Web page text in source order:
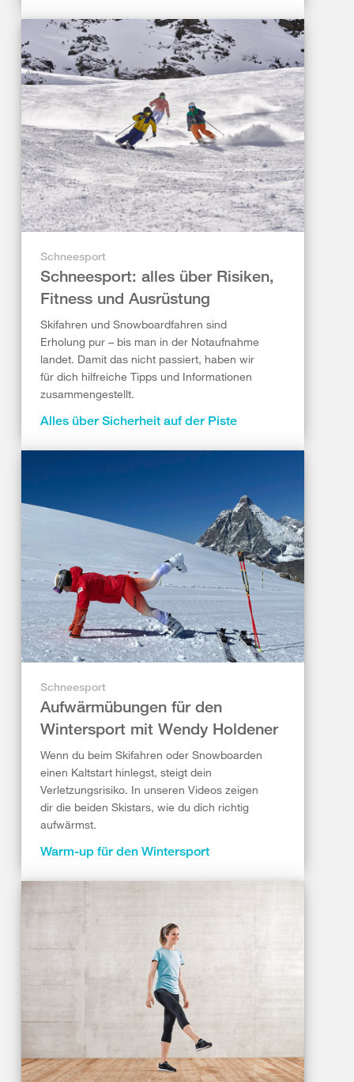
Schneesport
Schneesport: alles über Risiken,
Fitness und Ausrüstung
Skifahren und Snowboardfahren sind
Erholung pur – bis man in der Notaufnahme
landet. Damit das nicht passiert, haben wir
für dich hilfreiche Tipps und Informationen
zusammengestellt.
Alles über Sicherheit auf der Piste
Schneesport
Aufwärmübungen für den
Wintersport mit Wendy Holdener
Wenn du beim Skifahren oder Snowboarden
einen Kaltstart hinlegst, steigt dein
Verletzungsrisiko. In unseren Videos zeigen
dir die beiden Skistars, wie du dich richtig
aufwärmst.
Warm-up für den Wintersport